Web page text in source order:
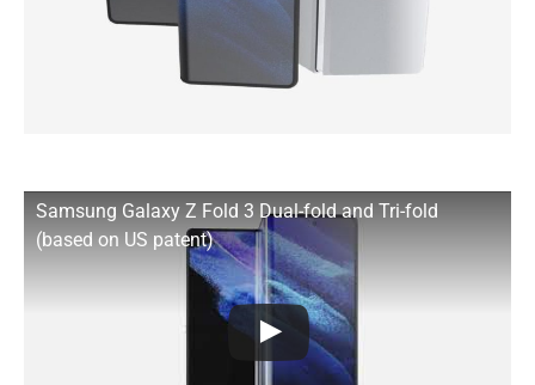
Samsung Galaxy Z Fold 3 Dual-fold and Tri-fold
(based on US patent)